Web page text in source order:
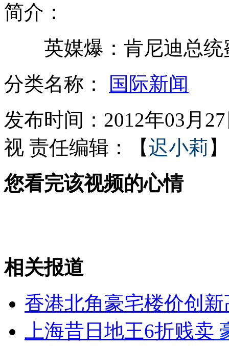
卡梅伦拒绝公开"议价"晚宴宾客名单
ELLA预演婚礼难掩激动泪洒现场
你所不知道的那些明星绰号
山西运城恶犬咬伤多人 警民合力深夜将其击毙
女孩北京地铁殴打老人 痛下狠手拳打脚踢
简介：
英媒爆：肯尼迪总统
分类名称：
国际新闻
发布时间：2012年03月
视 责任编辑：【迟小莉 】
您看完该视频的心情
相关报道
香港北角豪宅楼价创
上海昔日地王6折贱卖